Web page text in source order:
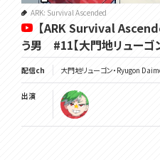
ARK: Survival Ascended
【ARK Survival
う男 #11【大門地リューゴ
配信ch 大門地リューゴン・Ryugon
出演